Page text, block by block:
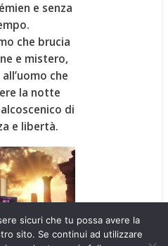
e senza
che brucia
e mistero,
che
la notte
di
e libertà.
sicuri che tu possa avere la
sito. Se continui ad utilizzare